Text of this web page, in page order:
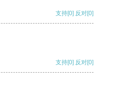
支持[0] 反对[0]
支持[0] 反对[0]